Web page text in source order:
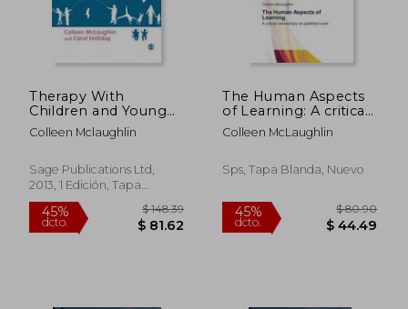
Therapy With
Children and Young
People: Integrative
Counselling in
Settings (en Inglés)
Colleen Mclaughlin
Sage Publications Ltd,
2013, 1 Edición, Tapa
Blanda, Nuevo
The Human Aspects
of Learning: A critical
commentary on
published work
Colleen McLaughlin
Sps, Tapa Blanda, Nuevo